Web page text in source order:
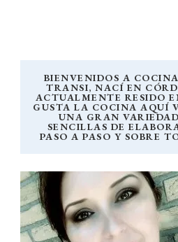
BIENVENIDOS A
TRANSI, NACÍ EN
ACTUALMENTE RESIDO
GUSTA LA COCINA AQUÍ
UNA GRAN
SENCILLAS DE
PASO A PASO Y SOBRE